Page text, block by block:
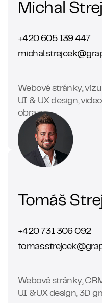
Michal
+420 605 139 447
Webové stránky,
UI & UX design,
obrazu
Tomáš
+420 731 306 092
Webové stránky,
UI &UX design, 3D